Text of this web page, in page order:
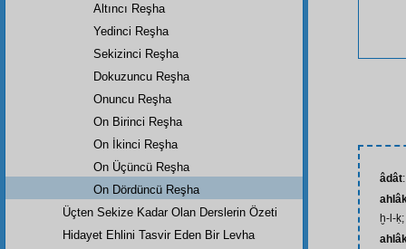
âdât
ḫ-l-
Altıncı Reşha
Yedinci Reşha
Sekizinci Reşha
Dokuzuncu Reşha
Onuncu Reşha
On Birinci Reşha
On İkinci Reşha
On Üçüncü Reşha
On Dördüncü Reşha
Üçten Sekize Kadar Olan Derslerin Özeti
Hidayet Ehlini Tasvir Eden Bir Levha